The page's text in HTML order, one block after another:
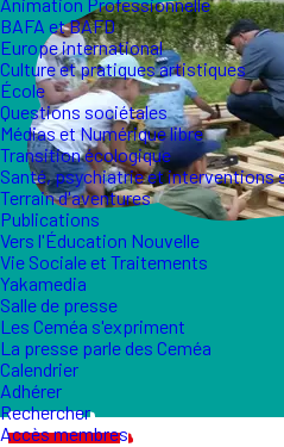
Animation Professionnelle
BAFA et BAFD
Europe international
Culture et pratiques artistiques
École
Questions sociétales
Médias et Numérique libre
Transition écologique
Santé, psychiatrie et interventions
Terrain d'aventures
Publications
Vers l'Éducation Nouvelle
Vie Sociale et Traitements
Yakamedia
Salle de presse
Les Ceméa s'expriment
La presse parle des Ceméa
Calendrier
Adhérer
Rechercher
Accès membres